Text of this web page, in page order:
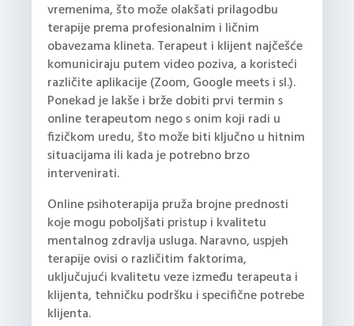
vremenima, što može olakšati prilagodbu
terapije prema profesionalnim i ličnim
obavezama klineta. Terapeut i klijent najčešće
komuniciraju putem video poziva, a koristeći
različite aplikacije (Zoom, Google meets i sl.).
Ponekad je lakše i brže dobiti prvi termin s
online terapeutom nego s onim koji radi u
fizičkom uredu, što može biti ključno u hitnim
situacijama ili kada je potrebno brzo
intervenirati.
Online psihoterapija pruža brojne prednosti
koje mogu poboljšati pristup i kvalitetu
mentalnog zdravlja usluga. Naravno, uspjeh
terapije ovisi o različitim faktorima,
uključujući kvalitetu veze između terapeuta i
klijenta, tehničku podršku i specifične potrebe
klijenta.